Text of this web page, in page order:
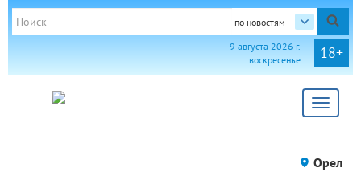
по новостям
18+
9 августа 2026 г.
воскресенье
Toggle
Орел